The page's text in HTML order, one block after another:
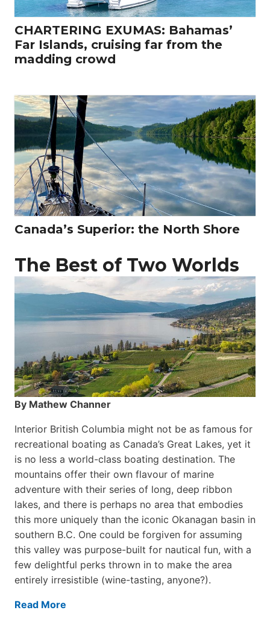
CHARTERING EXUMAS: Bahamas’
Far Islands, cruising far from the
madding crowd
Canada’s Superior: the North Shore
The Best of Two Worlds
By Mathew Channer
Interior British Columbia might not be as famous for
recreational boating as Canada’s Great Lakes, yet it
is no less a world-class boat­ing destination. The
mountains offer their own flavour of marine
adventure with their series of long, deep ribbon
lakes, and there is perhaps no area that embodies
this more uniquely than the iconic Okanagan basin in
southern B.C. One could be forgiven for assuming
this valley was purpose-built for nautical fun, with a
few delightful perks thrown in to make the area
entirely irresistible (wine-tasting, anyone?).
Read More